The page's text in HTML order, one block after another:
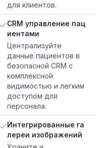
для клиентов.
CRM управление пац
иентами
Централизуйте
данные пациентов в
безопасной CRM с
комплексной
видимостью и легким
доступом для
персонала.
Интегрированные га
лереи изображений